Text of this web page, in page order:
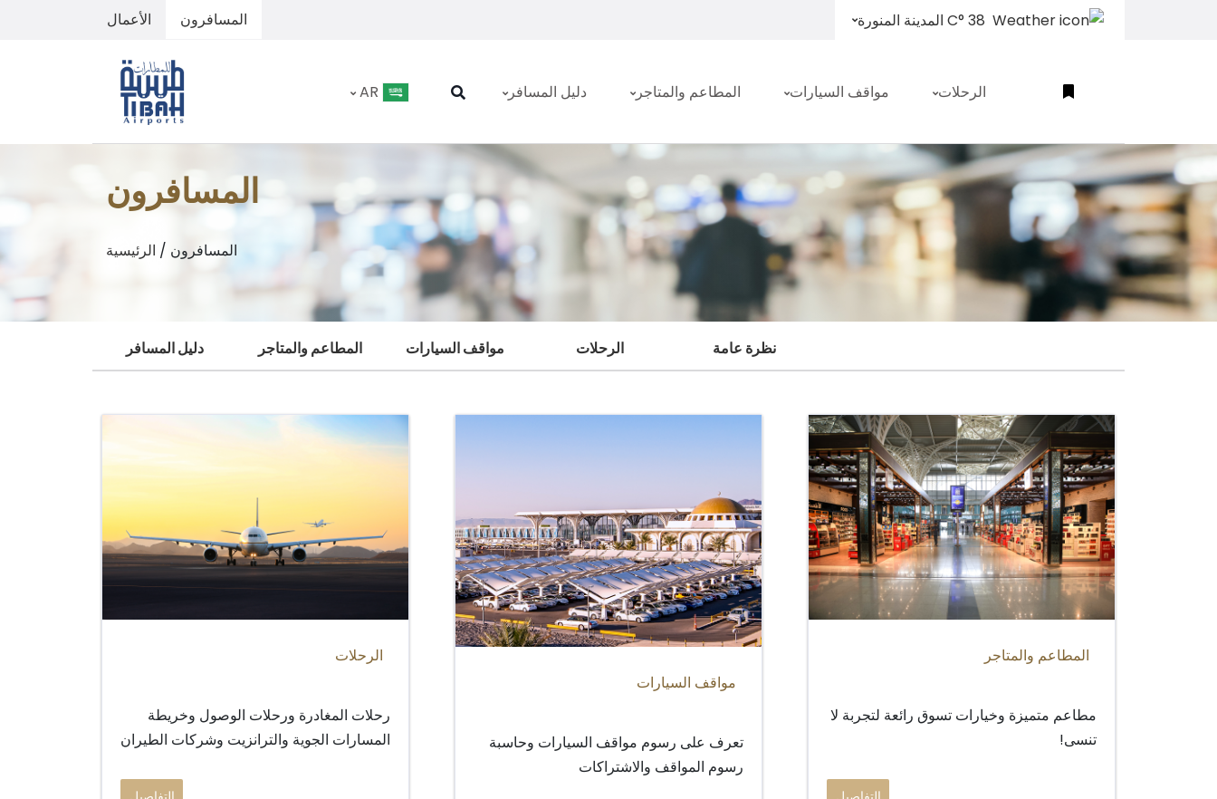
المسافرون الأعمال 38 °C المدينة المنورة
الرحلات مواقف السيارات المطاعم والمتاجر دليل المسافر
المسافرون
الرئيسية / المسافرون
نظرة عامة الرحلات مواقف السيارات المطاعم والمتاجر دليل المسافر
الرحلات
رحلات المغادرة ورحلات الوصول وخريطة
المسارات الجوية والترانزيت وشركات الطيران
مواقف السيارات
تعرف على رسوم مواقف السيارات وحاسبة
رسوم المواقف والاشتراكات
المطاعم والمتاجر
مطاعم متميزة وخيارات تسوق رائعة لتجربة لا
تنسى!